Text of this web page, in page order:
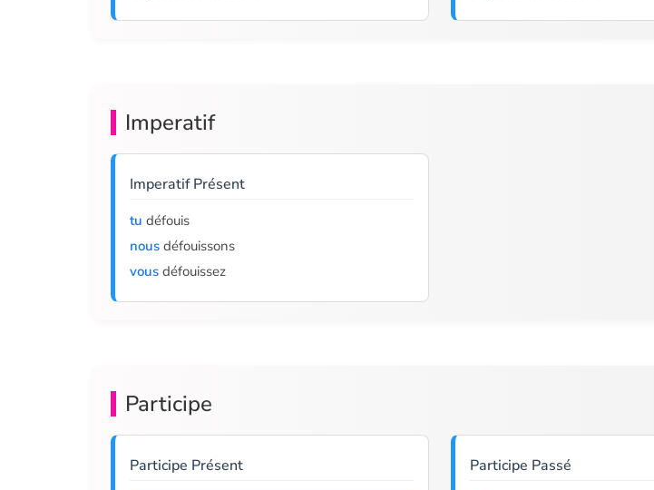
Imperatif
Imperatif Présent
tu défouis
nous défouissons
vous défouissez
Participe
Participe Présent Participe Passé